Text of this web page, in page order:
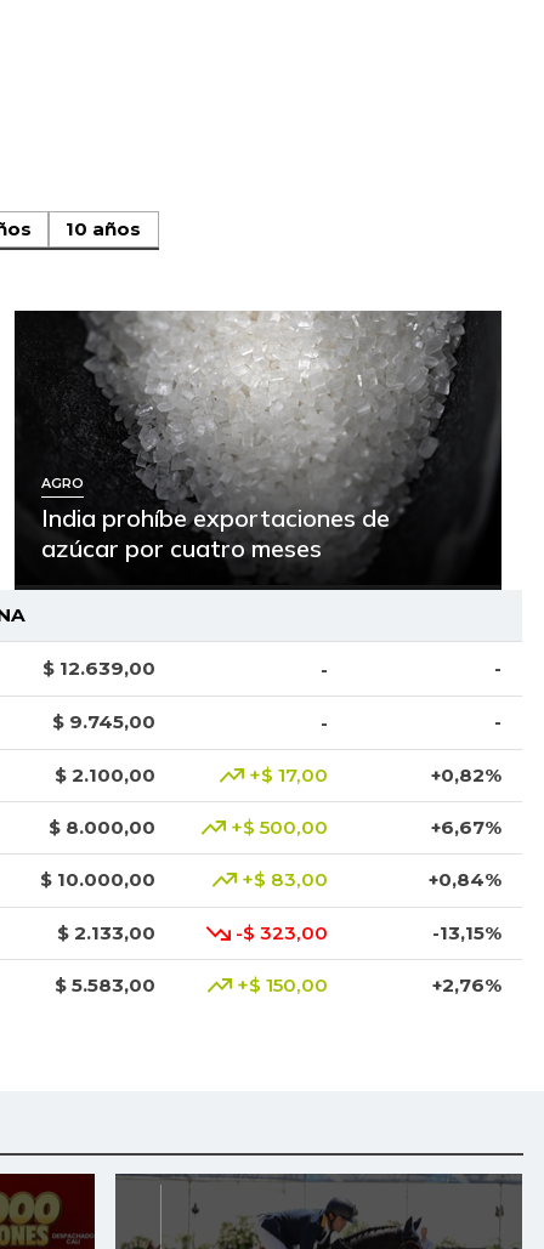
10 años
AGRO
India prohíbe exportaciones de
azúcar por cuatro meses
$ 12.639,00 - -
$ 9.745,00 - -
$ 2.100,00 +$ 17,00 +0,82%
$ 8.000,00 +$ 500,00 +6,67%
$ 10.000,00 +$ 83,00 +0,84%
$ 2.133,00 -$ 323,00 -13,15%
$ 5.583,00 +$ 150,00 +2,76%
$ 1.917,00